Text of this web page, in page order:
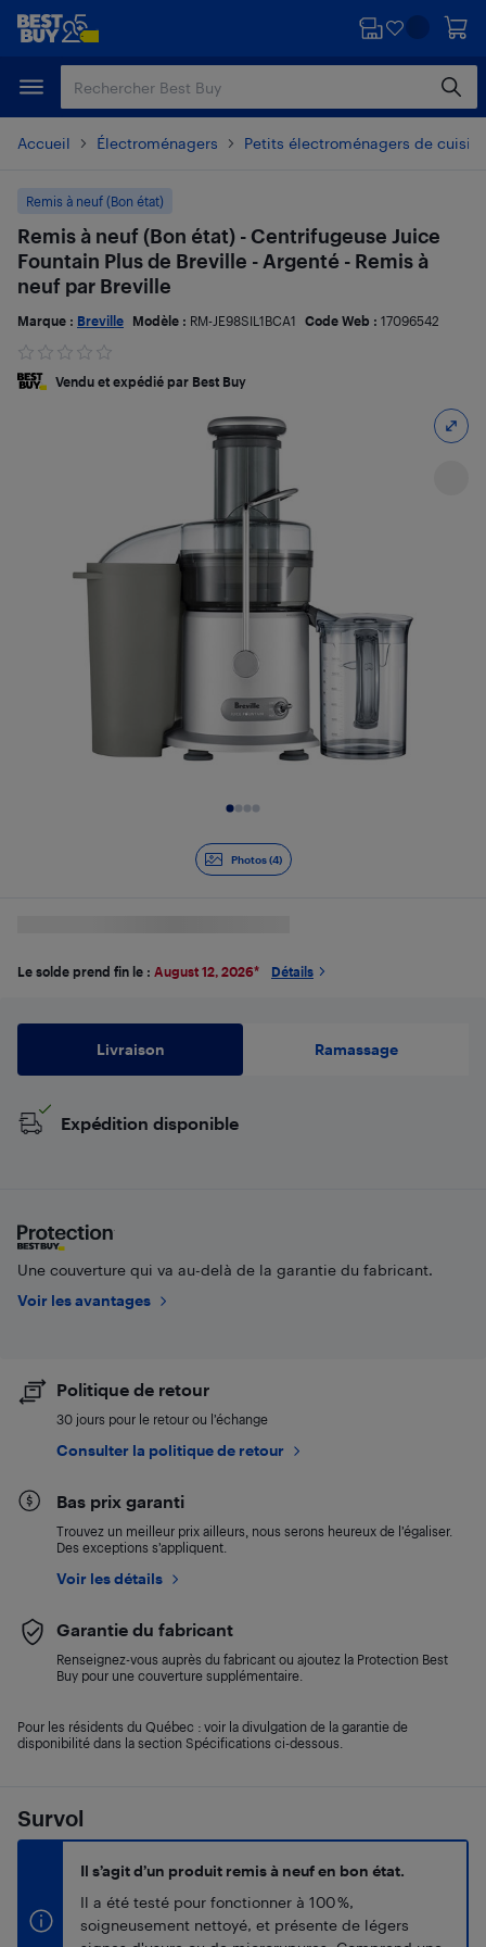
Passer
principal
Passer
Accueil Électroménagers Petits électroménagers de
Photos (4)
Survol
Il s’agit d’un produit remis à neuf en bon état.
Il a été testé pour fonctionner à 100 %,
soigneusement nettoyé, et présente de légers
Remis à neuf (Bon état)
Remis à neuf (Bon état) - Centrifugeuse Juice
Fountain Plus de Breville - Argenté - Remis à
neuf par Breville
Marque : Breville Modèle : RM-JE98SIL1BCA1 Code Web : 17096542
Vendu et expédié par Best Buy
Le solde prend fin le : August 12, 2026* Détails
Livraison Ramassage
Expédition disponible
Une couverture qui va au-delà de la garantie du fabricant.
Voir les avantages
Politique de retour
30 jours pour le retour ou l’échange
Consulter la politique de retour
Bas prix garanti
Trouvez un meilleur prix ailleurs, nous serons heureux de l’égaliser.
Des exceptions s’appliquent.
Voir les détails
Garantie du fabricant
Renseignez-vous auprès du fabricant ou ajoutez la Protection Best
Buy pour une couverture supplémentaire.
Pour les résidents du Québec : voir la divulgation de la garantie de
disponibilité dans la section Spécifications ci-dessous.